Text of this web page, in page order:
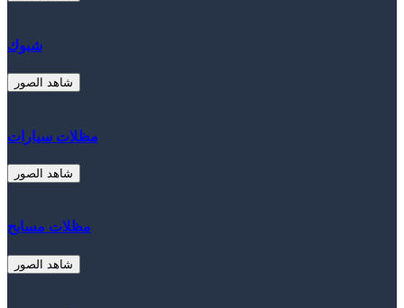
شبوك
شاهد الصور
مظلات سيارات
شاهد الصور
مظلات مسابح
شاهد الصور